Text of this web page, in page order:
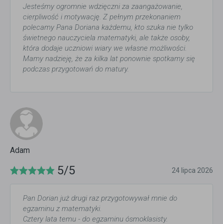
Jesteśmy ogromnie wdzięczni za zaangażowanie,
cierpliwość i motywację. Z pełnym przekonaniem
polecamy Pana Doriana każdemu, kto szuka nie tylko
świetnego nauczyciela matematyki, ale także osoby,
która dodaje uczniowi wiary we własne możliwości.
Mamy nadzieję, że za kilka lat ponownie spotkamy się
podczas przygotowań do matury.
Adam
5/5 24 lipca 2026
Pan Dorian już drugi raz przygotowywał mnie do
egzaminu z matematyki.
Cztery lata temu - do egzaminu ósmoklasisty.